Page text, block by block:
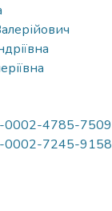
0002-4785-7509
0002-7245-9158